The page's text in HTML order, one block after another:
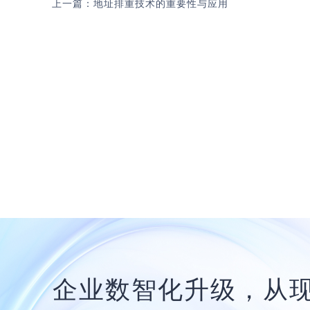
上一篇：地址排重技术的重要性与应用
企业数智化升级，从